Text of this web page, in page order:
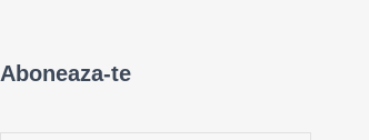
Aboneaza-te